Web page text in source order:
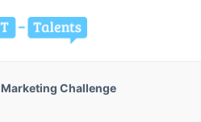
Challenge